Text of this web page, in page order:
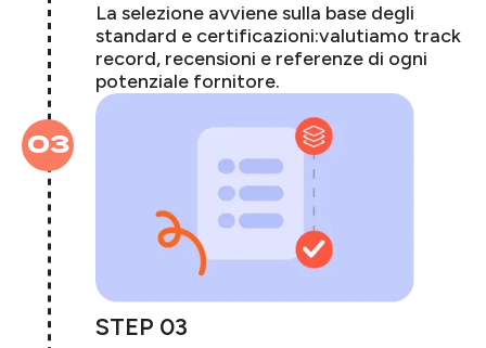
La selezione avviene sulla base degli
standard e certificazioni:valutiamo track
record, recensioni e referenze di ogni
potenziale fornitore.
STEP 03
03